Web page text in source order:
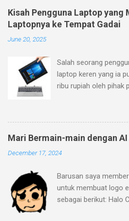
Kisah Pengguna Laptop yang
Laptopnya ke Tempat Gadai
June 20, 2025
Salah seorang
laptop keren yang ia
ribu rupiah oleh pihak
jadul (pembelian
mengajukan barang
2024. Menurutnya,
desain dan fitur yang
dilepas dan layar
apakah Pegadaian
atau pegadaian yang
pinggir jalan)
Mari Bermain-main dengan AI
December 17, 2024
Barusan saya
untuk membuat logo
sebagai berikut: Halo